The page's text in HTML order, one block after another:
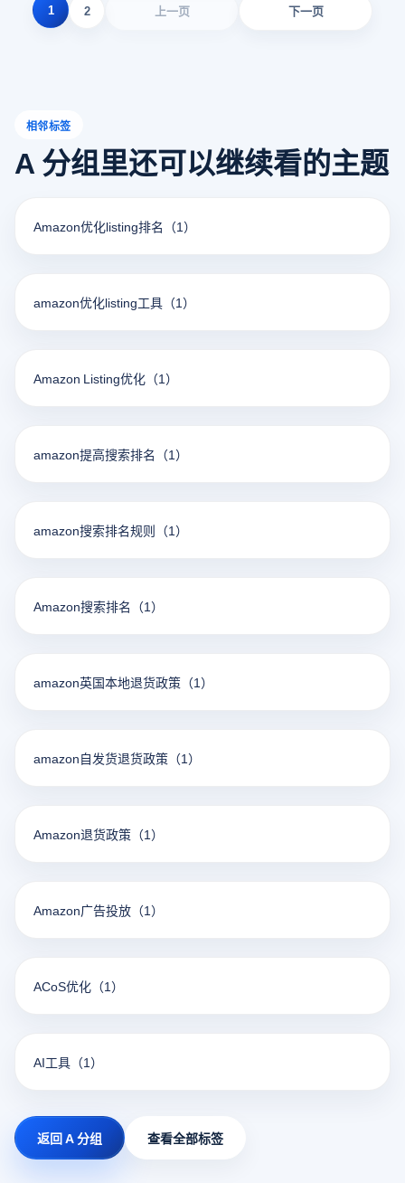
上一页
1 2 下一页
相邻标签
A 分组里还可以继续看的主题
Amazon优化listing排名 （1）
amazon优化listing工具 （1）
Amazon Listing优化 （1）
amazon提高搜索排名 （1）
amazon搜索排名规则 （1）
Amazon搜索排名 （1）
amazon英国本地退货政策 （1）
amazon自发货退货政策 （1）
Amazon退货政策 （1）
Amazon广告投放 （1）
ACoS优化 （1）
AI工具 （1）
返回 A 分组 查看全部标签